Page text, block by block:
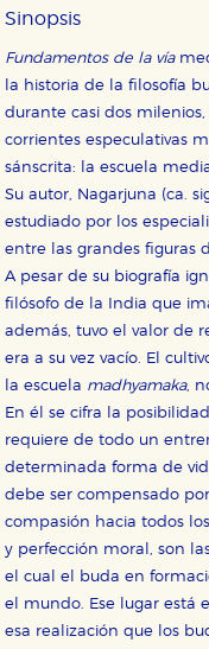
Sinopsis
Fundamentos de la vía
la historia de la filosofía
durante casi dos
corrientes especulativas
sánscrita: la escuela
Su autor, Nagarjuna (ca.
estudiado por los
entre las grandes figuras
A pesar de su biografía
filósofo de la India que
además, tuvo el valor de
era a su vez vacío. El
la escuela madhyamaka,
En él se cifra la
requiere de todo un
determinada forma de
debe ser compensado
compasión hacia todos
y perfección moral, son
el cual el buda en
el mundo. Ese lugar está
esa realización que los
Cookies
Estas cookies
nuestro sistema.
navegador, pero
correctamente.
Cookies de
Estas cookies se
de navegación y
nuestro sitio
servicios para